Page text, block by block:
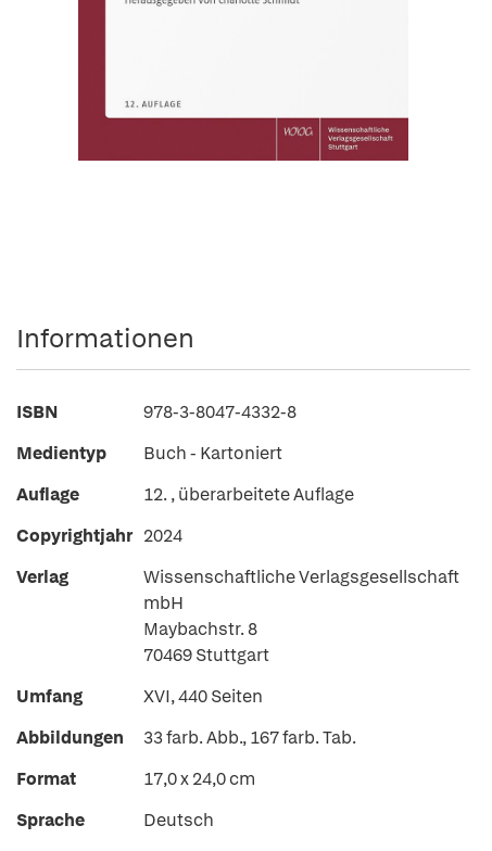
Informationen
ISBN
978-3-8047-4332-8
Medientyp
Buch - Kartoniert
Auflage
12. , überarbeitete Auflage
Copyrightjahr 2024
Verlag
Wissenschaftliche Verlagsgesellschaft
mbH
Maybachstr. 8
70469 Stuttgart
Umfang
XVI, 440 Seiten
Abbildungen
33 farb. Abb., 167 farb. Tab.
Format
17,0 x 24,0 cm
Sprache
Deutsch